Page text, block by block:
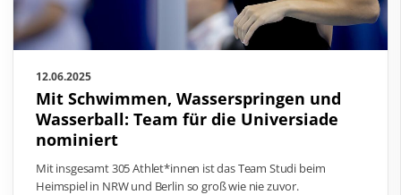
12.06.2025
Mit Schwimmen, Wasserspringen und
Wasserball: Team für die Universiade
nominiert
Mit insgesamt 305 Athlet*innen ist das Team Studi beim
Heimspiel in NRW und Berlin so groß wie nie zuvor.